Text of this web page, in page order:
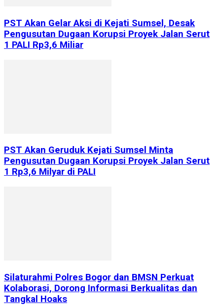
PST Akan Gelar Aksi di Kejati Sumsel, Desak
Pengusutan Dugaan Korupsi Proyek Jalan Serut
1 PALI Rp3,6 Miliar
PST Akan Geruduk Kejati Sumsel Minta
Pengusutan Dugaan Korupsi Proyek Jalan Serut
1 Rp3,6 Milyar di PALI
Silaturahmi Polres Bogor dan BMSN Perkuat
Kolaborasi, Dorong Informasi Berkualitas dan
Tangkal Hoaks